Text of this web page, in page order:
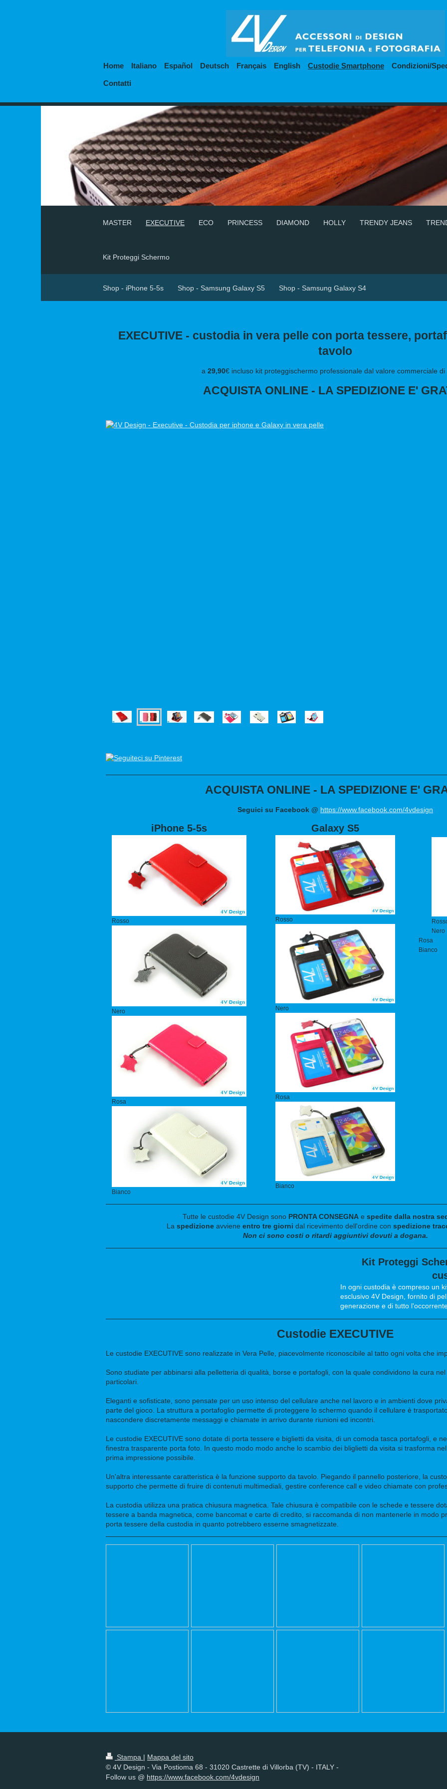
Home Italiano Español Deutsch Français English Custodie Smartphone Condizioni/
Contatti
MASTER EXECUTIVE ECO PRINCESS DIAMOND HOLLY TRENDY JEANS
Kit Proteggi Schermo
Shop - iPhone 5-5s Shop - Samsung Galaxy S5 Shop - Samsung Galaxy S4
EXECUTIVE - custodia in vera pelle con porta tessere,
tavolo
a 29,90€ incluso kit proteggischermo professionale dal valore commerciale di
ACQUISTA ONLINE - LA SPEDIZIONE E'
ACQUISTA ONLINE - LA SPEDIZIONE E'
Seguici su Facebook @ https://www.facebook.com/4vdesign
iPhone 5-5s
Rosso
Nero
Rosa
Bianco
Galaxy S5
Rosso
Nero
Rosa
Bianco
Nero
Rosa
Bianco
Tutte le custodie 4V Design sono PRONTA CONSEGNA e spedite dalla nostra
La spedizione avviene entro tre giorni dal ricevimento dell'ordine con spedizione
Non ci sono costi o ritardi aggiuntivi dovuti a dogana.
Kit Proteggi
In ogni custodia è compreso un
esclusivo 4V Design, fornito di
generazione e di tutto
Custodie EXECUTIVE
Le custodie EXECUTIVE sono realizzate in Vera Pelle, piacevolmente riconoscibile al tatto ogni volta che
Sono studiate per abbinarsi alla pelletteria di qualità, borse e portafogli, con la quale condividono la cura
particolari.
Eleganti e sofisticate, sono pensate per un uso intenso del cellulare anche nel lavoro e in ambienti dove
parte del gioco. La struttura a portafoglio permette di proteggere lo schermo quando il cellulare è
nascondere discretamente messaggi e chiamate in arrivo durante riunioni ed incontri.
Le custodie EXECUTIVE sono dotate di porta tessere e biglietti da visita, di un comoda tasca portafogli, e
finestra trasparente porta foto. In questo modo modo anche lo scambio dei bliglietti da visita si trasforma
prima impressione possibile.
Un'altra interessante caratteristica è la funzione supporto da tavolo. Piegando il pannello posteriore, la
supporto che permette di fruire di contenuti multimediali, gestire conference call e video chiamate con
La custodia utilizza una pratica chiusura magnetica. Tale chiusura è compatibile con le schede e tessere
tessere a banda magnetica, come bancomat e carte di credito, si raccomanda di non mantenerle in modo
porta tessere della custodia in quanto potrebbero esserne smagnetizzate.
Stampa | Mappa del sito
© 4V Design - Via Postioma 68 - 31020 Castrette di Villorba (TV) - ITALY -
Follow us @ https://www.facebook.com/4vdesign